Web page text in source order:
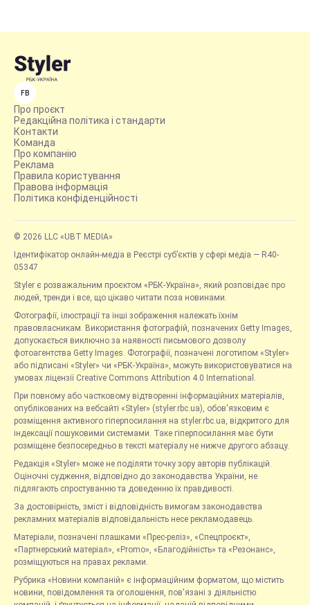
FB
Про проєкт
Редакційна політика і стандарти
Контакти
Команда
Про компанію
Реклама
Правила користування
Правова інформація
Політика конфіденційності
© 2026 LLC «UBT MEDIA»
Ідентифікатор онлайн-медіа в Реєстрі суб’єктів у сфері медіа — R40-
05347
Styler є розважальним проєктом «РБК-Україна», який розповідає про
людей, тренди і все, що цікаво читати поза новинами.
Фотографії, ілюстрації та інші зображення належать їхнім
правовласникам. Використання фотографій, позначених Getty Images,
допускається виключно за наявності письмового дозволу
фотоагентства Getty Images. Фотографії, позначені логотипом «Styler»
або підписані «Styler» чи «РБК-Україна», можуть використовуватися на
умовах ліцензії Creative Commons Attribution 4.0 International.
При повному або частковому відтворенні інформаційних матеріалів,
опублікованих на вебсайті «Styler» (styler.rbc.ua), обов'язковим є
розміщення активного гіперпосилання на styler.rbc.ua, відкритого для
індексації пошуковими системами. Таке гіперпосилання має бути
розміщене безпосередньо в тексті матеріалу не нижче другого абзацу.
Редакція «Styler» може не поділяти точку зору авторів публікацій.
Оціночні судження, відповідно до законодавства України, не
підлягають спростуванню та доведенню їх правдивості.
За достовірність, зміст і відповідність вимогам законодавства
рекламних матеріалів відповідальність несе рекламодавець.
Матеріали, позначені плашками «Прес-реліз», «Спецпроєкт»,
«Партнерський матеріал», «Promo», «Благодійність» та «Резонанс»,
розміщуються на правах реклами.
Рубрика «Новини компаній» є інформаційним форматом, що містить
новини, повідомлення та оголошення, пов'язані з діяльністю